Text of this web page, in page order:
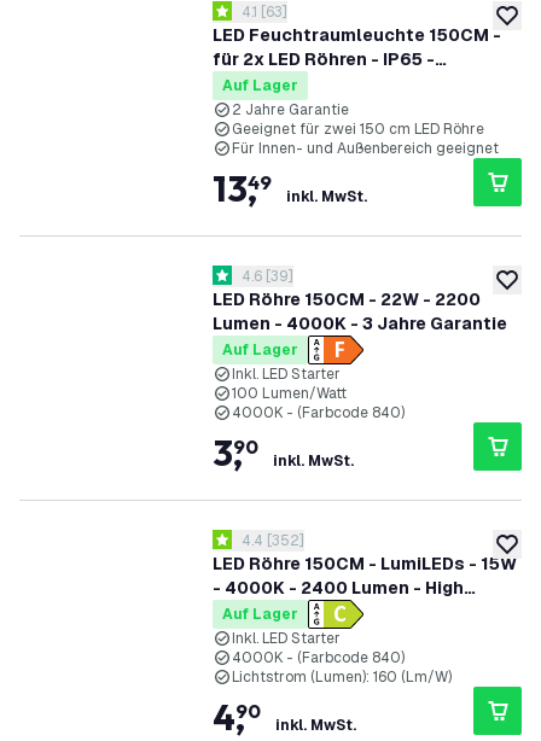
zur
LED Feuchtraumleuchte 150CM -
für 2x LED Röhren - IP65 -
Edelstahlklammern
Bewertungsbereich öffnen
4.1 Bewertungssterne
4.1 [63]
Auf Lager
2 Jahre Garantie
Geeignet für zwei 150 cm LED Röhre
Für Innen- und Außenbereich geeignet
13,
49
inkl. MwSt.
zur
LED Röhre 150CM - 22W - 2200
Lumen - 4000K - 3 Jahre Garantie
Bewertungsbereich öffnen
4.6 Bewertungssterne
4.6 [39]
Auf Lager
Inkl. LED Starter
100 Lumen/Watt
4000K - (Farbcode 840)
3,
90
inkl. MwSt.
zur
LED Röhre 150CM - LumiLEDs - 15W
- 4000K - 2400 Lumen - High
Efficiency
Bewertungsbereich öffnen
4.4 Bewertungssterne
4.4 [352]
Auf Lager
Inkl. LED Starter
4000K - (Farbcode 840)
Lichtstrom (Lumen): 160 (Lm/W)
4,
90
inkl. MwSt.